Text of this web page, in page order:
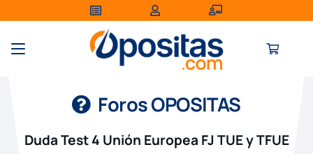
Foros OPOSITAS
Duda Test 4 Unión Europea FJ TUE y TFUE